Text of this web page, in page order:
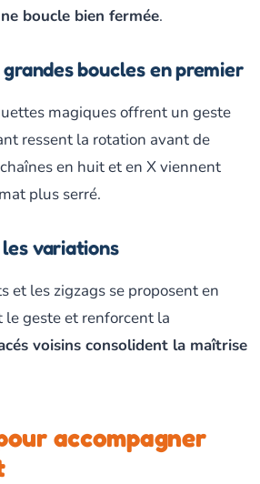
boucle bien fermée.
boucles en premier
magiques offrent un geste
ressent la rotation avant de
en huit et en X viennent
plus serré.
variations
et les zigzags se proposent en
geste et renforcent la
voisins consolident la maîtrise
accompagner